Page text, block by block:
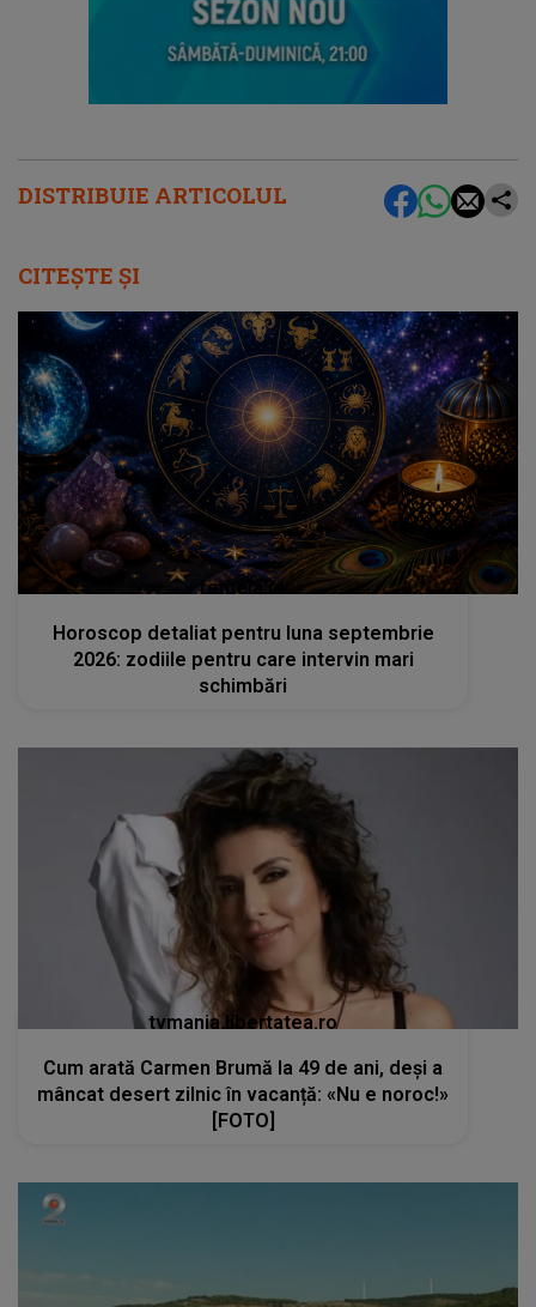
DISTRIBUIE ARTICOLUL
CITEȘTE ȘI
femeia.ro
Horoscop detaliat pentru luna septembrie
2026: zodiile pentru care intervin mari
schimbări
tvmania.libertatea.ro
Cum arată Carmen Brumă la 49 de ani, deși a
mâncat desert zilnic în vacanță: «Nu e noroc!»
[FOTO]